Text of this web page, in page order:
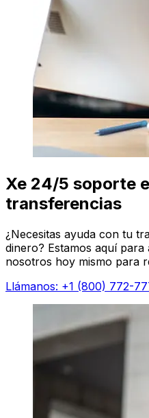
Xe 24/5 soporte
transferencias
¿Necesitas ayuda con tu
dinero? Estamos aquí
nosotros hoy mismo para
Llámanos: +1 (800) 772-